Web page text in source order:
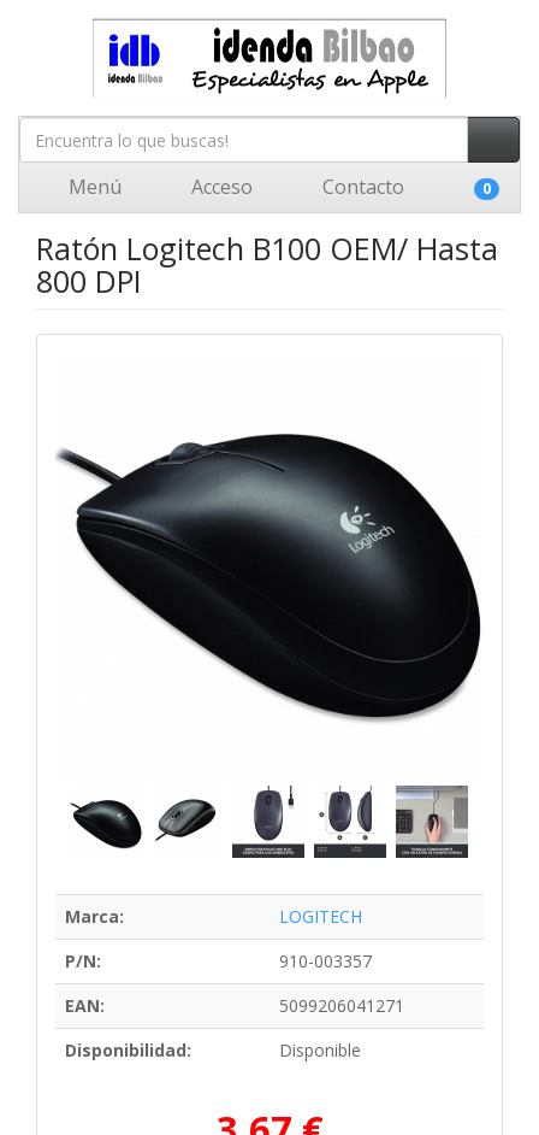
Menú Acceso Contacto 0
Ratón Logitech B100 OEM/ Hasta
800 DPI
Marca:
LOGITECH
P/N:
910-003357
EAN:
5099206041271
Disponibilidad:
Disponible